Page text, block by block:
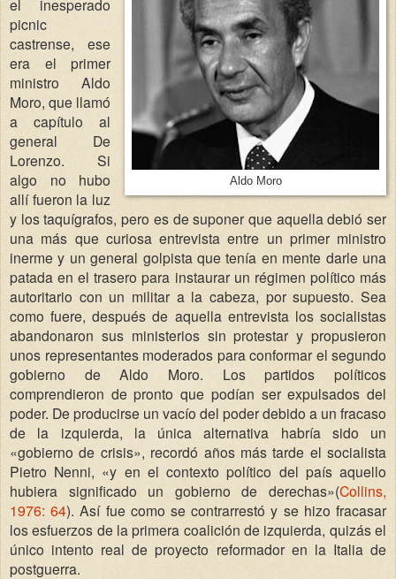
Aldo Moro
el inesperado
picnic
castrense, ese
era el primer
ministro Aldo
Moro, que llamó
a capítulo al
general De
Lorenzo. Si
algo no hubo
allí fueron la luz
y los taquígrafos, pero es de suponer que aquella debió ser
una más que curiosa entrevista entre un primer ministro
inerme y un general golpista que tenía en mente darle una
patada en el trasero para instaurar un régimen político más
autoritario con un militar a la cabeza, por supuesto. Sea
como fuere, después de aquella entrevista los socialistas
abandonaron sus ministerios sin protestar y propusieron
unos representantes moderados para conformar el segundo
gobierno de Aldo Moro. Los partidos políticos
comprendieron de pronto que podían ser expulsados del
poder. De producirse un vacío del poder debido a un fracaso
de la izquierda, la única alternativa habría sido un
«gobierno de crisis», recordó años más tarde el socialista
Pietro Nenni, «y en el contexto político del país aquello
hubiera significado un gobierno de derechas»(Collins,
1976: 64). Así fue como se contrarrestó y se hizo fracasar
los esfuerzos de la primera coalición de izquierda, quizás el
único intento real de proyecto reformador en la Italia de
postguerra.